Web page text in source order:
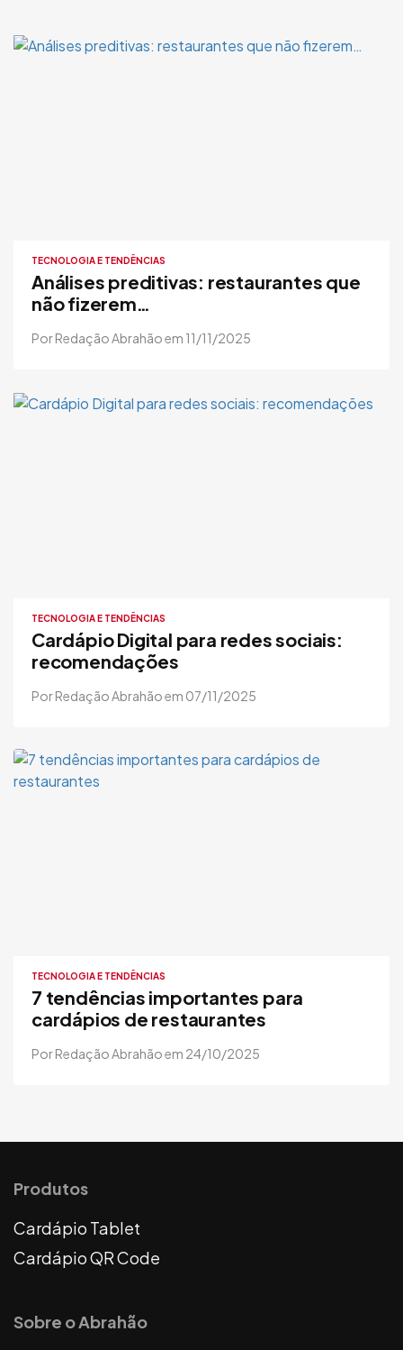
TECNOLOGIA E TENDÊNCIAS
Análises preditivas: restaurantes que
não fizerem…
Por Redação Abrahão em 11/11/2025
TECNOLOGIA E TENDÊNCIAS
Cardápio Digital para redes sociais:
recomendações
Por Redação Abrahão em 07/11/2025
TECNOLOGIA E TENDÊNCIAS
7 tendências importantes para
cardápios de restaurantes
Por Redação Abrahão em 24/10/2025
Produtos
Cardápio Tablet
Cardápio QR Code
Sobre o Abrahão